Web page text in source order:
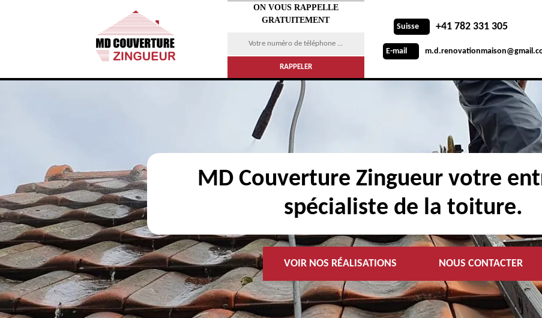
ON VOUS RAPPELLE
GRATUITEMENT
Suisse +41 782 331 305
E-mail
MD Couverture Zingueur votre
spécialiste de la toiture.
VOIR NOS RÉALISATIONS NOUS CONTACTER